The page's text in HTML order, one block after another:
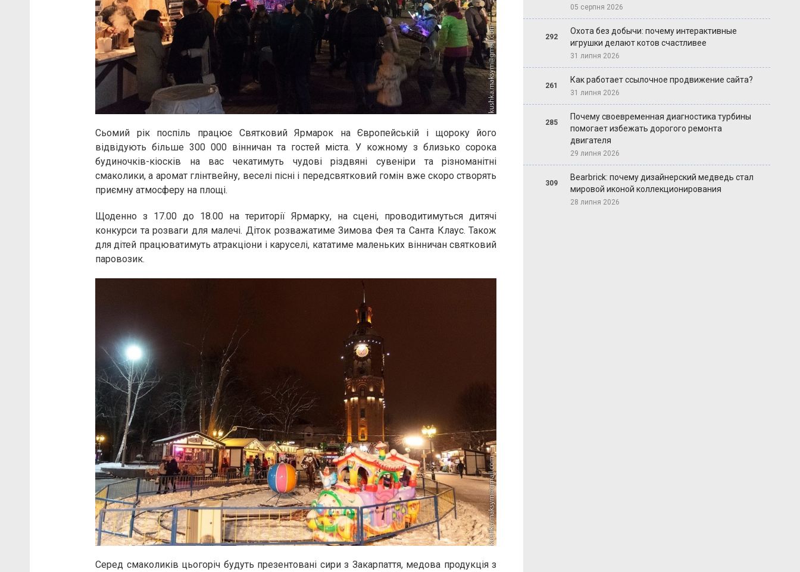
Сьомий рік поспіль працює Святковий Ярмарок на Європейській і щороку його
відвідують більше 300 000 вінничан та гостей міста. У кожному з близько сорока
будиночків-кіосків на вас чекатимуть чудові різдвяні сувеніри та різноманітні
смаколики, а аромат глінтвейну, веселі пісні і передсвятковий гомін вже скоро створять
приємну атмосферу на площі.
Щоденно з 17.00 до 18.00 на території Ярмарку, на сцені, проводитимуться дитячі
конкурси та розваги для малечі. Діток розважатиме Зимова Фея та Санта Клаус. Також
для дітей працюватимуть атракціони і каруселі, кататиме маленьких вінничан святковий
паровозик.
Серед смаколиків цьогоріч будуть презентовані сири з Закарпаття, медова продукція з
05 серпня 2026
292
Охота без добычи: почему интерактивные
игрушки делают котов счастливее
31 липня 2026
261
Как работает ссылочное продвижение сайта?
31 липня 2026
285
Почему своевременная диагностика турбины
помогает избежать дорогого ремонта
двигателя
29 липня 2026
309
Bearbrick: почему дизайнерский медведь стал
мировой иконой коллекционирования
28 липня 2026